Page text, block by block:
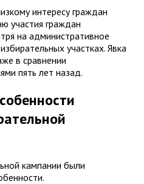
интересу граждан
участия граждан
на административное
участках. Явка
в сравнении
пять лет назад.
кампании были